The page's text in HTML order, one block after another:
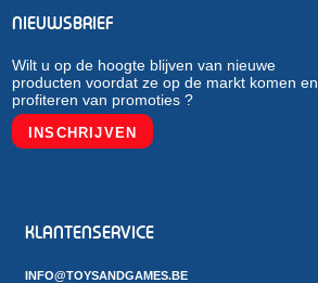
NIEUWSBRIEF
Wilt u op de hoogte blijven van nieuwe
producten voordat ze op de markt komen en
profiteren van promoties ?
INSCHRIJVEN
KLANTENSERVICE
INFO@TOYSANDGAMES.BE